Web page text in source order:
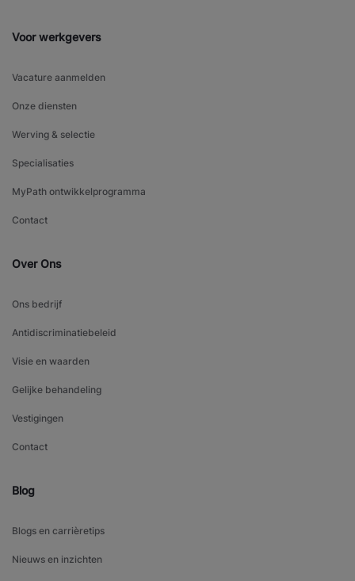
Voor werkgevers
Vacature aanmelden
Onze diensten
Werving & selectie
Specialisaties
MyPath ontwikkelprogramma
Contact
Over Ons
Ons bedrijf
Antidiscriminatiebeleid
Visie en waarden
Gelijke behandeling
Vestigingen
Contact
Blog
Blogs en carrièretips
Nieuws en inzichten